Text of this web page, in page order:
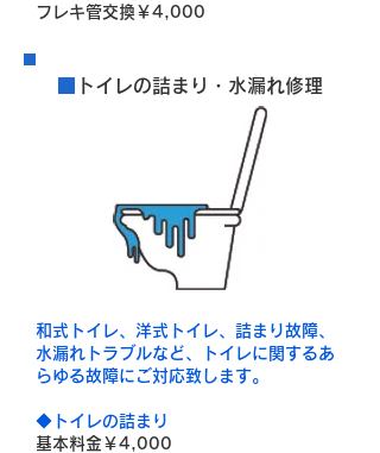
フレキ管交換￥4,000
トイレの詰まり・水漏れ修理
和式トイレ、洋式トイレ、詰まり故障、
水漏れトラブルなど、トイレに関するあ
らゆる故障にご対応致します。
◆トイレの詰まり
基本料金￥4,000